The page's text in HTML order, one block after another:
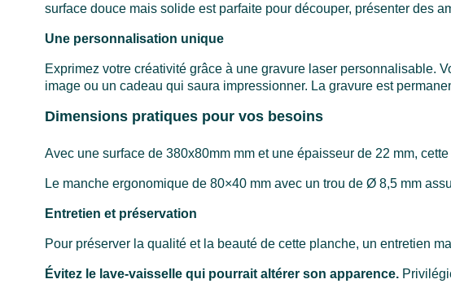
surface douce mais solide est parfaite pour découper, présenter des
Une personnalisation unique
Exprimez votre créativité grâce à une gravure laser personnalisable.
image ou un cadeau qui saura impressionner. La gravure est
Dimensions pratiques pour vos besoins
Avec une surface de 380x80mm mm et une épaisseur de 22 mm,
Le manche ergonomique de 80×40 mm avec un trou de Ø 8,5 mm
Entretien et préservation
Pour préserver la qualité et la beauté de cette planche, un entretien
Évitez le lave-vaisselle qui pourrait altérer son apparence.